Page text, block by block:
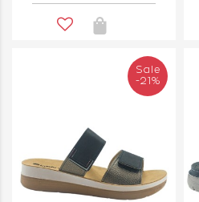
Sale
-21%